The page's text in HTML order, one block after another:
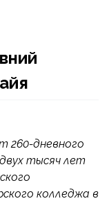
260-дневного
тысяч лет
колледжа в